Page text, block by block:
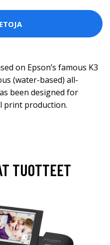
on Epson’s famous K3
(water-based) all-
been designed for
print production.
TUOTTEET